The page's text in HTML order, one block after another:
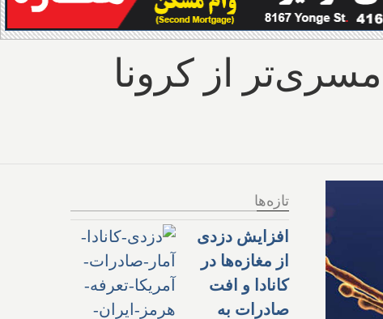
از کرونا
تازه‌ها
افزایش دزدی
از مغازه‌ها در
کانادا و افت
صادرات به